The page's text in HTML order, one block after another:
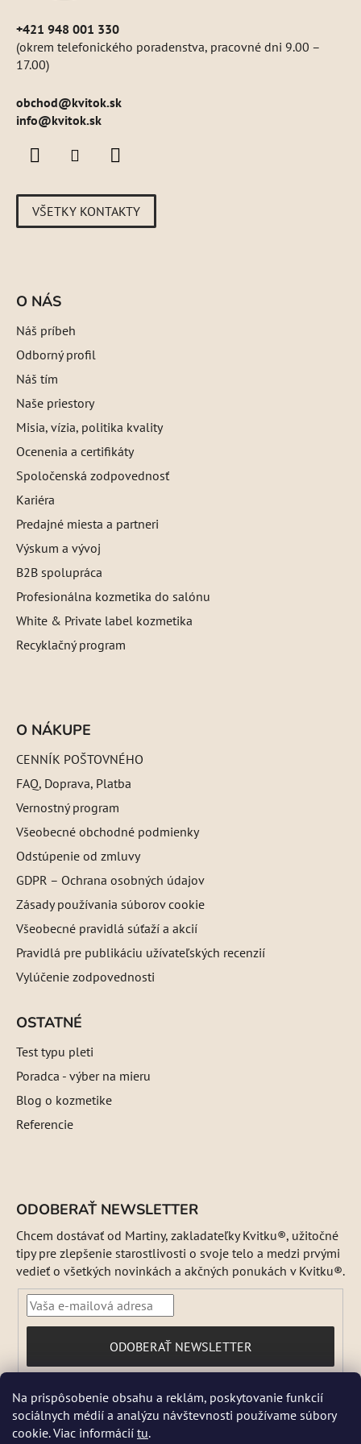
Na prispôsobenie obsahu a reklám, poskytovanie funkcií
sociálnych médií a analýzu návštevnosti používame súbory
cookie. Viac informácií tu.
DŇA 5 a 6 AUGUSTA NEBUDEME ODOSIELAŤ ŽIADNE ZÁSIELKY. ☀️
Letná prevádzka: Počas horúcich dní chránime kvalitu našich výrobkov,
+421 948 001 330
(okrem telefonického poradenstva, pracovné dni 9.00 –
17.00)
obchod@kvitok.sk
info@kvitok.sk
VŠETKY KONTAKTY
O NÁS
Náš príbeh
Odborný profil
Náš tím
Naše priestory
Misia, vízia, politika kvality
Ocenenia a certifikáty
Spoločenská zodpovednosť
Kariéra
Predajné miesta a partneri
Výskum a vývoj
B2B spolupráca
Profesionálna kozmetika do salónu
White & Private label kozmetika
Recyklačný program
O NÁKUPE
CENNÍK POŠTOVNÉHO
FAQ, Doprava, Platba
Vernostný program
Všeobecné obchodné podmienky
Odstúpenie od zmluvy
GDPR – Ochrana osobných údajov
Zásady používania súborov cookie
Všeobecné pravidlá súťaží a akcií
Pravidlá pre publikáciu užívateľských recenzií
Vylúčenie zodpovednosti
OSTATNÉ
Test typu pleti
Poradca - výber na mieru
Blog o kozmetike
Referencie
ODOBERAŤ NEWSLETTER
Chcem dostávať od Martiny, zakladateľky Kvitku®, užitočné
tipy pre zlepšenie starostlivosti o svoje telo a medzi prvými
vedieť o všetkých novinkách a akčných ponukách v Kvitku®.
PRIHLÁSIŤ
SA
ODOBERAŤ NEWSLETTER
podmienkami ochrany osobných údajov